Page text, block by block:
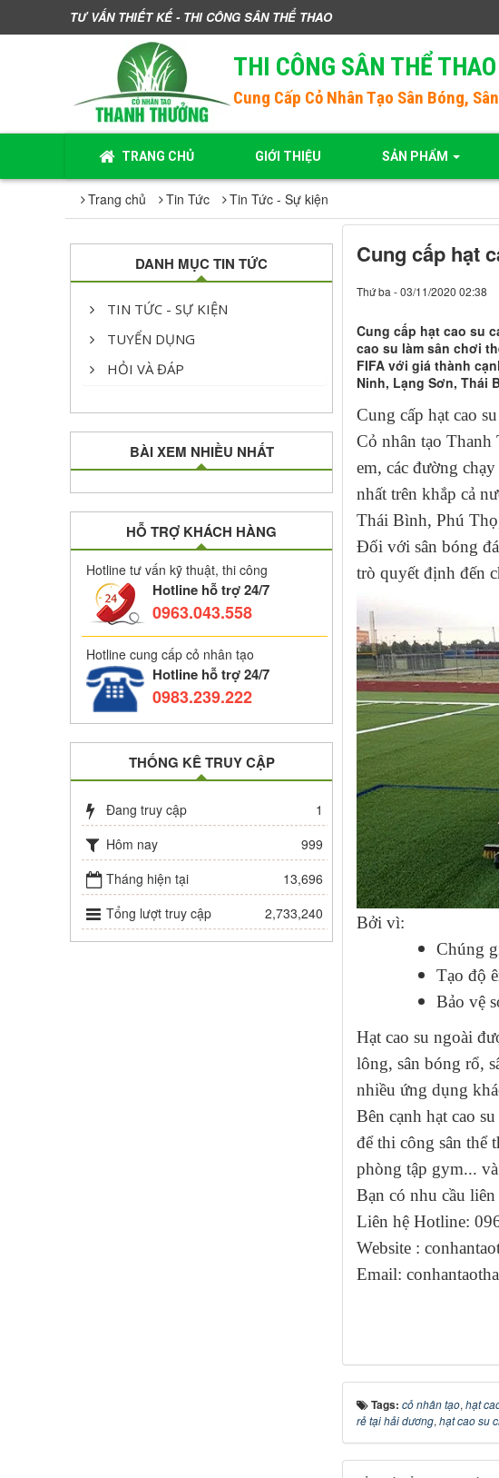
TƯ VẤN THIẾT KẾ - THI CÔNG SÂN THỂ THAO
THI CÔNG SÂN THỂ
Cung Cấp Cỏ Nhân Tạo Sân Bóng,
TRANG CHỦ GIỚI THIỆU SẢN PHẨM
Trang chủ Tin Tức Tin Tức - Sự kiện
Cung cấp hạt
Thứ ba - 03/11/2020 02:38
Cung cấp hạt cao su
cao su làm sân chơi
FIFA với giá thành
Ninh, Lạng Sơn, Thái
Cung cấp hạt cao
Cỏ nhân tạo Thanh
em, các đường
nhất trên khắp cả
Thái Bình, Phú
Đối với sân bóng
trò quyết định đến
Bởi vì:
Chúng
Tạo độ
Bảo vệ
Hạt cao su ngoài
lông, sân bóng rổ,
nhiều ứng dụng
Bên cạnh hạt cao
để thi công sân thể
phòng tập gym...
Bạn có nhu cầu
Liên hệ Hotline:
Website :
Email:
Tags: cỏ nhân tạo, hạt
rẻ tại hải dương, hạt cao su
DANH MỤC TIN TỨC
TIN TỨC - SỰ KIỆN
TUYỂN DỤNG
HỎI VÀ ĐÁP
BÀI XEM NHIỀU NHẤT
HỖ TRỢ KHÁCH HÀNG
Hotline tư vấn kỹ thuật, thi công
Hotline hỗ trợ 24/7
0963.043.558
Hotline cung cấp cỏ nhân tạo
Hotline hỗ trợ 24/7
0983.239.222
THỐNG KÊ TRUY CẬP
Đang truy cập
1
Hôm nay
999
Tháng hiện tại
13,696
Tổng lượt truy cập
2,733,240